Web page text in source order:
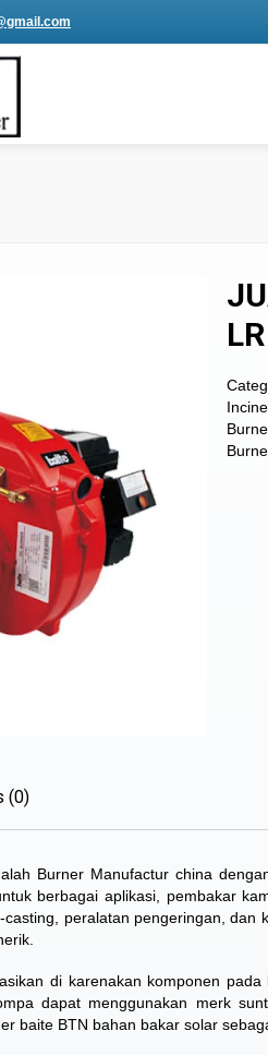
(0)
Burner Manufactur china
berbagai aplikasi, pembakar
peralatan pengeringan,
di karenakan komponen
dapat menggunakan merk
baite BTN bahan bakar solar